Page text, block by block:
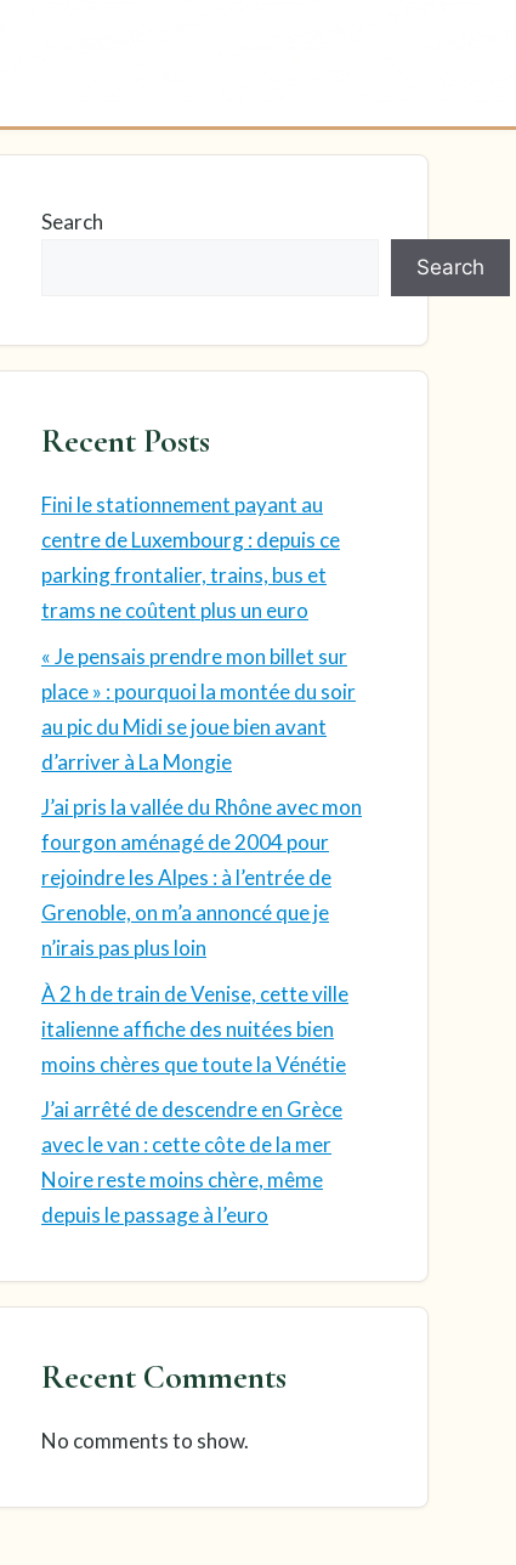
Search
Search
Recent Posts
Fini le stationnement payant au
centre de Luxembourg : depuis ce
parking frontalier, trains, bus et
trams ne coûtent plus un euro
« Je pensais prendre mon billet sur
place » : pourquoi la montée du soir
au pic du Midi se joue bien avant
d’arriver à La Mongie
J’ai pris la vallée du Rhône avec mon
fourgon aménagé de 2004 pour
rejoindre les Alpes : à l’entrée de
Grenoble, on m’a annoncé que je
n’irais pas plus loin
À 2 h de train de Venise, cette ville
italienne affiche des nuitées bien
moins chères que toute la Vénétie
J’ai arrêté de descendre en Grèce
avec le van : cette côte de la mer
Noire reste moins chère, même
depuis le passage à l’euro
Recent Comments
No comments to show.